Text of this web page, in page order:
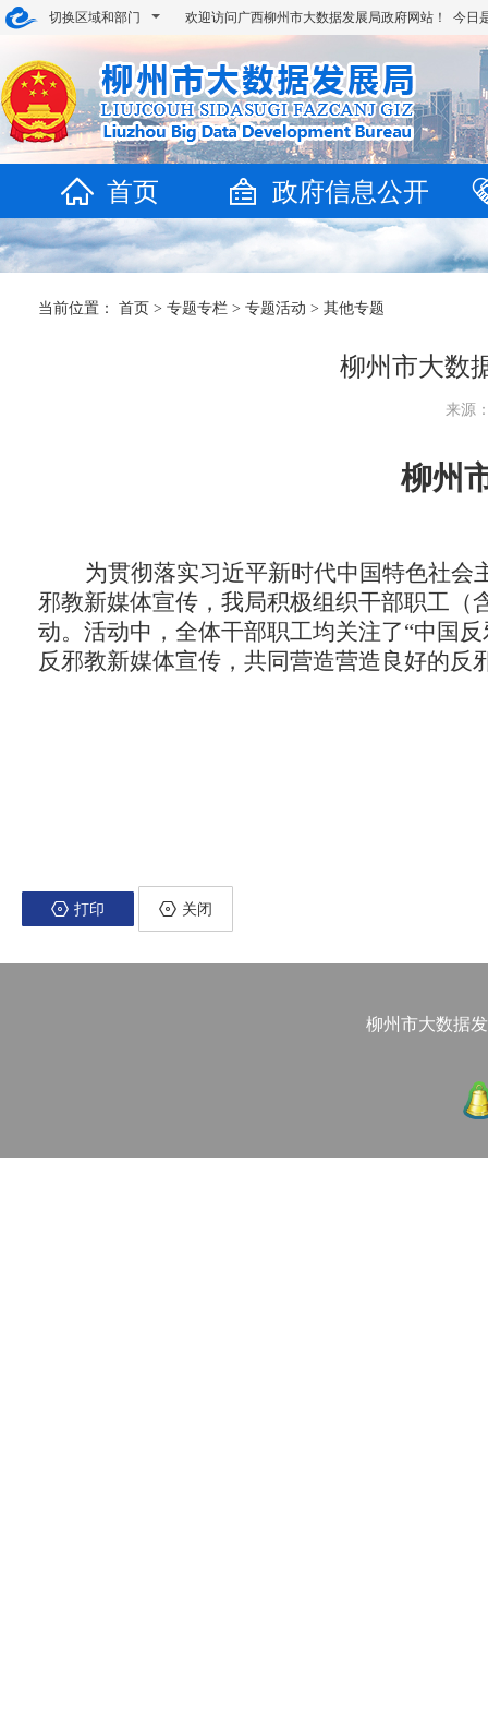
切换区域和部门 欢迎访问广西柳州市大数据发展局政府网站！ 今日
首页 政府信息公开
当前位置： 首页 > 专题专栏 > 专题活动 > 其他专题
柳州市大数
来源
柳州
为贯彻落实习近平新时代中国特色社
邪教新媒体宣传，我局积极组织干部职工（
动。活动中，全体干部职工均关注了“中国
反邪教新媒体宣传，共同营造营造良好的反
打印 关闭
柳州市大数据